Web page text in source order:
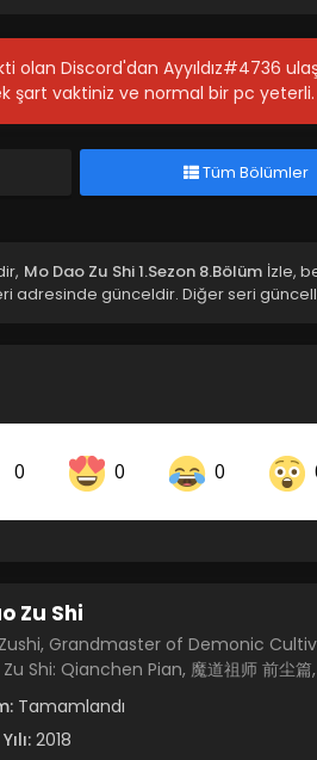
olan Discord'dan Ayyıldız#4736
şart vaktiniz ve normal bir pc
Tüm Bölümler
Mo Dao Zu Shi 1.Sezon 8.Bölüm İzle,
adresinde günceldir. Diğer seri
0 0 0
Zu Shi
Grandmaster of Demonic
Shi: Qianchen Pian, 魔道祖师 前尘
Tamamlandı
2018